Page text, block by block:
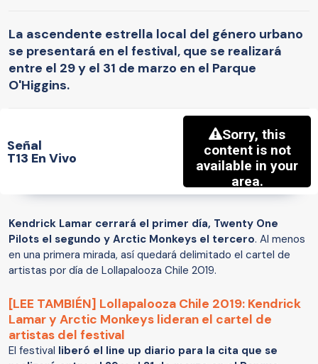
La ascendente estrella local del género urbano
se presentará en el festival, que se realizará
entre el 29 y el 31 de marzo en el Parque
O'Higgins.
Señal
T13 En Vivo
Kendrick Lamar cerrará el primer día, Twenty One
Pilots el segundo y Arctic Monkeys el tercero. Al menos
en una primera mirada, así quedará delimitado el cartel de
artistas por día de Lollapalooza Chile 2019.
[LEE TAMBIÉN] Lollapalooza Chile 2019: Kendrick
Lamar y Arctic Monkeys lideran el cartel de
artistas del festival
El festival liberó el line up diario para la cita que se